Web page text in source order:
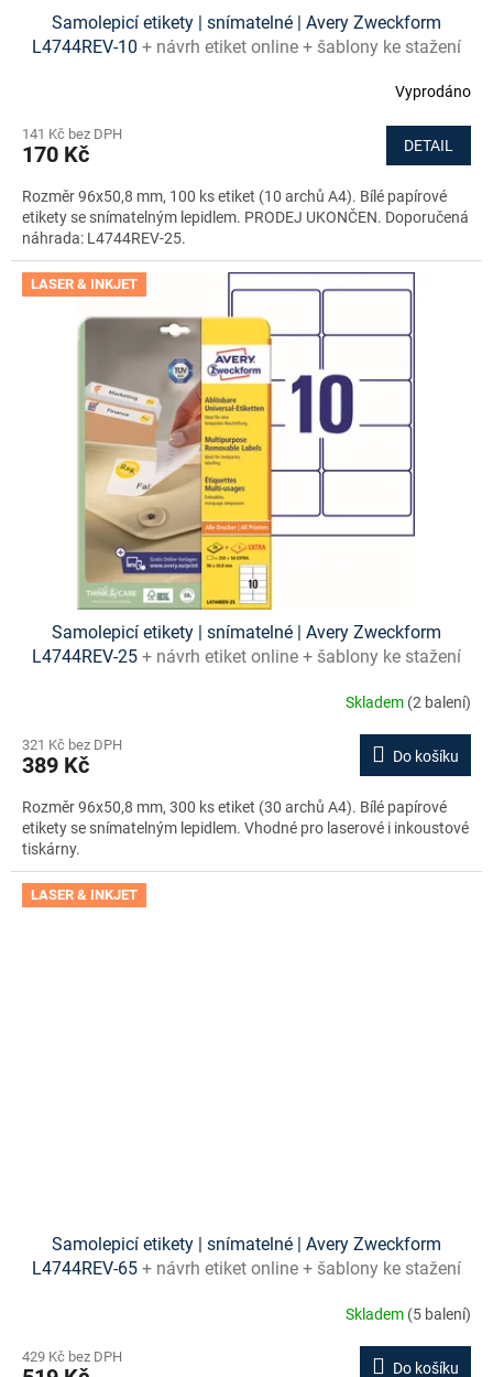
Samolepicí etikety | snímatelné | Avery Zweckform
L4744REV-10 + návrh etiket online + šablony ke stažení
Vyprodáno
141 Kč bez DPH
170 Kč DETAIL
Rozměr 96x50,8 mm, 100 ks etiket (10 archů A4). Bílé papírové
etikety se snímatelným lepidlem. PRODEJ UKONČEN. Doporučená
náhrada: L4744REV-25.
LASER & INKJET
Samolepicí etikety | snímatelné | Avery Zweckform
L4744REV-25 + návrh etiket online + šablony ke stažení
Skladem (2 balení)
321 Kč bez DPH
389 Kč Do košíku
Rozměr 96x50,8 mm, 300 ks etiket (30 archů A4). Bílé papírové
etikety se snímatelným lepidlem. Vhodné pro laserové i inkoustové
tiskárny.
LASER & INKJET
Samolepicí etikety | snímatelné | Avery Zweckform
L4744REV-65 + návrh etiket online + šablony ke stažení
Skladem (5 balení)
429 Kč bez DPH
Do košíku